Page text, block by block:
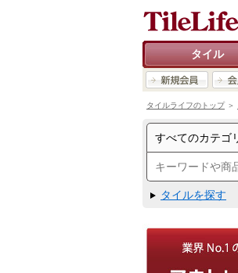
タイル
タイルライフのトップ＞
タイルを探す